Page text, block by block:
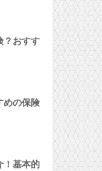
？おすす
めの保険
！基本的